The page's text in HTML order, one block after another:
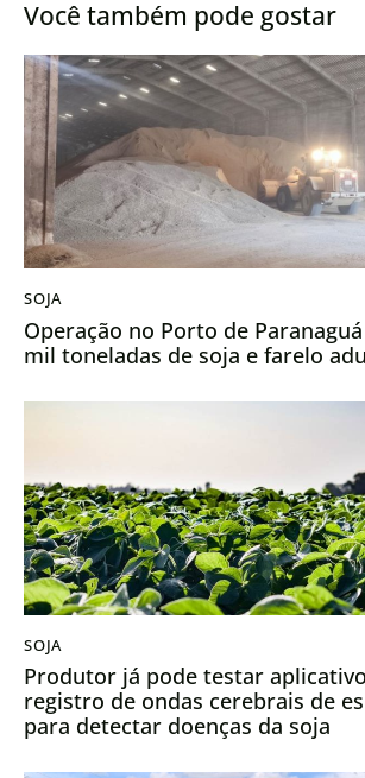
Você também pode gostar
SOJA
Operação no Porto de
mil toneladas de soja e farelo
SOJA
Produtor já pode testar
registro de ondas cerebrais de
para detectar doenças da soja